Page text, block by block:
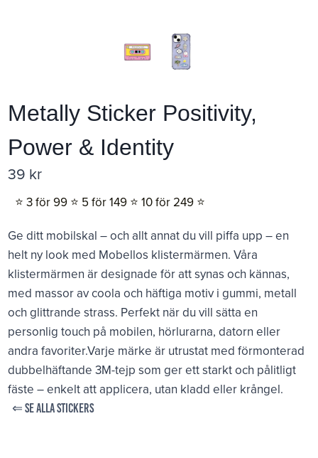
Metally Sticker Positivity,
Power & Identity
39 kr
⭐️ 3 för 99 ⭐️ 5 för 149 ⭐️ 10 för 249 ⭐️
Ge ditt mobilskal – och allt annat du vill piffa upp – en
helt ny look med Mobellos klistermärmen. Våra
klistermärmen är designade för att synas och kännas,
med massor av coola och häftiga motiv i gummi, metall
och glittrande strass. Perfekt när du vill sätta en
personlig touch på mobilen, hörlurarna, datorn eller
andra favoriter.Varje märke är utrustat med förmonterad
dubbelhäftande 3M-tejp som ger ett starkt och pålitligt
fäste – enkelt att applicera, utan kladd eller krångel.
⇐ SE ALLA STICKERS